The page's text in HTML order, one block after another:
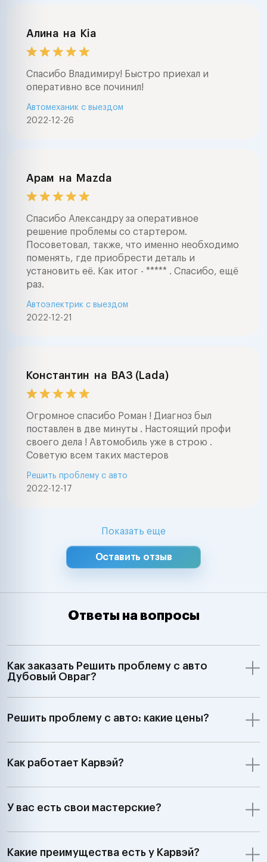
Алина на Kia
Спасибо Владимиру! Быстро приехал и
оперативно все починил!
2022-12-26
Автомеханик с выездом
Арам на Mazda
Спасибо Александру за оперативное
решение проблемы со стартером.
Посоветовал, также, что именно необходимо
поменять, где приобрести деталь и
установить её. Как итог - ***** . Спасибо, ещё
раз.
2022-12-21
Автоэлектрик с выездом
Константин на ВАЗ (Lada)
Огромное спасибо Роман ! Диагноз был
поставлен в две минуты . Настоящий профи
своего дела ! Автомобиль уже в строю .
Советую всем таких мастеров
2022-12-17
Решить проблему с авто
Показать еще
Оставить отзыв
Ответы на вопросы
Как заказать Решить проблему с авто
Дубовый Овраг?
Решить проблему с авто: какие цены?
Как работает Карвэй?
У вас есть свои мастерские?
Какие преимущества есть у Карвэй?